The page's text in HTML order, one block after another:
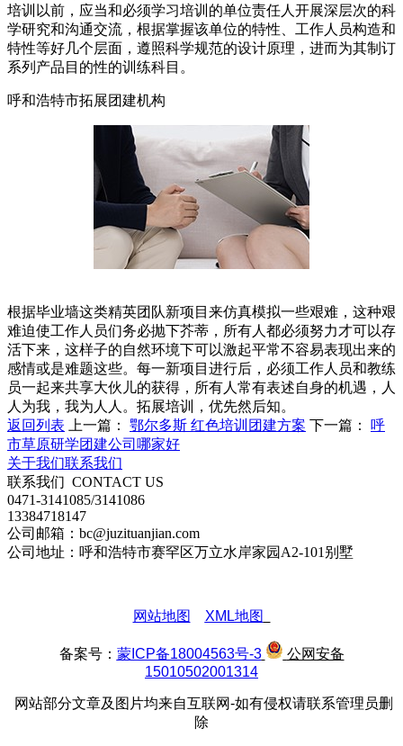
培训以前，应当和必须学习培训的单位责任人开展深层次的科
学研究和沟通交流，根据掌握该单位的特性、工作人员构造和
特性等好几个层面，遵照科学规范的设计原理，进而为其制订
系列产品目的性的训练科目。
呼和浩特市拓展团建机构
根据毕业墙这类精英团队新项目来仿真模拟一些艰难，这种艰
难迫使工作人员们务必抛下芥蒂，所有人都必须努力才可以存
活下来，这样子的自然环境下可以激起平常不容易表现出来的
感情或是难题这些。每一新项目进行后，必须工作人员和教练
员一起来共享大伙儿的获得，所有人常有表述自身的机遇，人
人为我，我为人人。拓展培训，优先然后知。
返回列表
上一篇： 鄂尔多斯 红色培训团建方案 下一篇： 呼
市草原研学团建公司哪家好
关于我们联系我们
联系我们 CONTACT US
0471-3141085/3141086
13384718147
公司邮箱：bc@juzituanjian.com
公司地址：呼和浩特市赛罕区万立水岸家园A2-101别墅
网站地图 XML地图
备案号： 蒙ICP备18004563号-3
公网安备
15010502001314
网站部分文章及图片均来自互联网-如有侵权请联系管理员删
除